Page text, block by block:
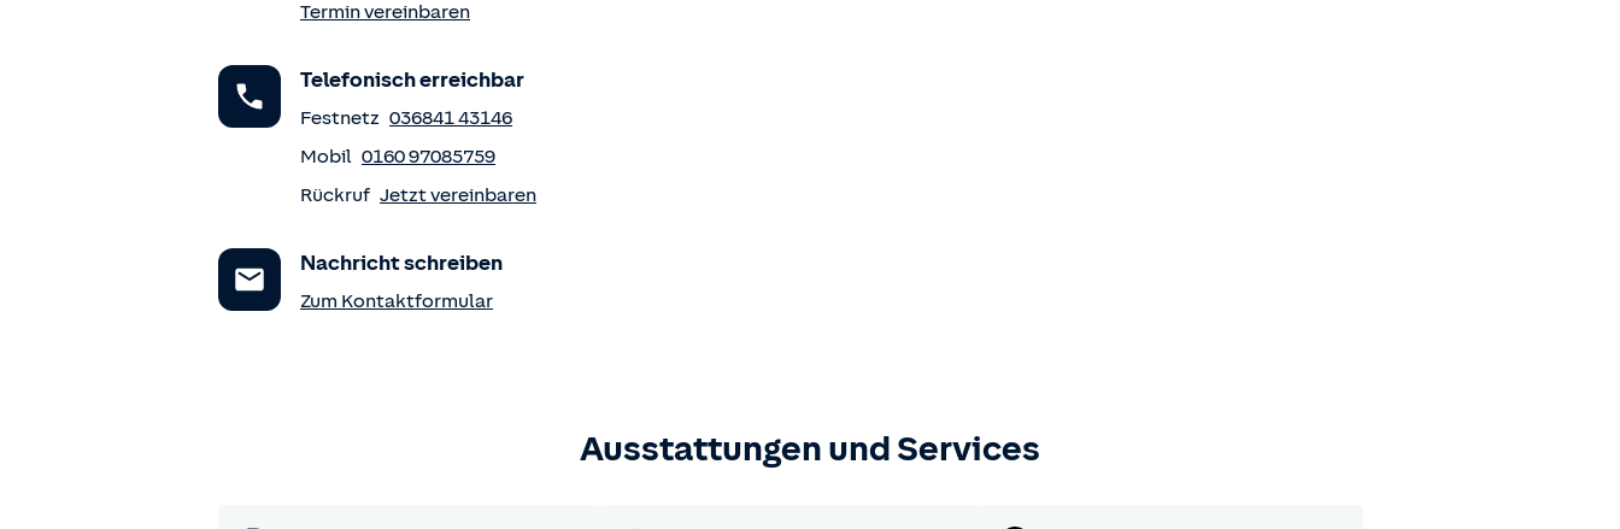
Termin vereinbaren
Telefonisch erreichbar
Festnetz 036841 43146
Mobil 0160 97085759
Rückruf Jetzt vereinbaren
Nachricht schreiben
Zum Kontaktformular
Ausstattungen und Services